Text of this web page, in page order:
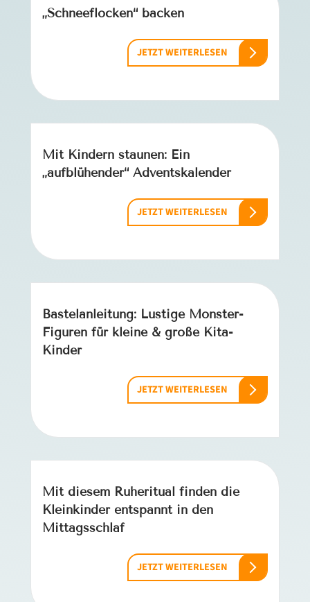
„Schneeflocken“ backen
JETZT WEITERLESEN
Mit Kindern staunen: Ein
„aufblühender“ Adventskalender
JETZT WEITERLESEN
Bastelanleitung: Lustige Monster-
Figuren für kleine & große Kita-
Kinder
JETZT WEITERLESEN
Mit diesem Ruheritual finden die
Kleinkinder entspannt in den
Mittagsschlaf
JETZT WEITERLESEN